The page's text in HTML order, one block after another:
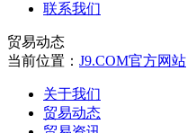
联系我们
贸易动态
当前位置： J9.COM官方网站
关于我们
贸易动态